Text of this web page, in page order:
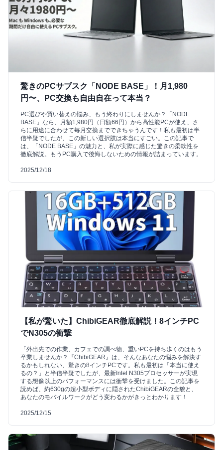
驚きのPCサブスク「NODE BASE」！月1,980
円〜、PC交換も自由自在って本当？
PC選びや買い替えの悩み、もう終わりにしませんか？「NODE
BASE」なら、月額1,980円（日額66円）から高性能PCが使え、さ
らに用途に合わせて毎月交換までできちゃうんです！私も最初は半
信半疑でしたが、この新しい選択肢は本当にすごい。この記事で
は、「NODE BASE」の魅力と、私が実際に感じた驚きの柔軟性を
徹底解説。もうPC購入で後悔しないための情報が詰まっています。
2025/12/18
【私が驚いた】ChibiGEAR徹底解説！8インチPC
でN305の衝撃
「外出先での作業、カフェでの調べ物、重いPCを持ち歩くのはもう
卒業しませんか？『ChibiGEAR』は、そんなあなたの悩みを解決す
るかもしれない、驚きの8インチPCです。私も最初は「本当に使え
るの？」と半信半疑でしたが、最新Intel N305プロセッサーが実現
する想像以上のパフォーマンスには衝撃を受けました。この記事を
読めば、約630gの超小型ボディに隠されたChibiGEARの全貌と、
あなたのモバイルワークがどう変わるかがきっとわかります！
2025/12/15